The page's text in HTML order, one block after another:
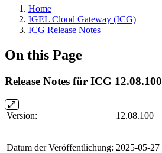
Home
IGEL Cloud Gateway (ICG)
ICG Release Notes
On this Page
Release Notes für ICG 12.08.100
Version: 12.08.100
Datum der Veröffentlichung: 2025-05-27